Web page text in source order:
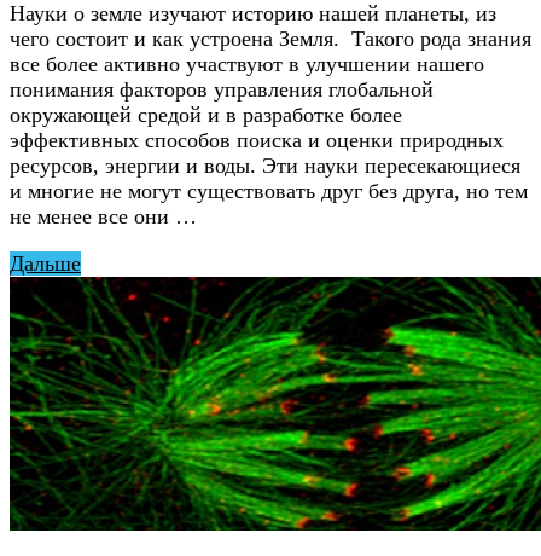
Науки о земле изучают историю нашей планеты, из
чего состоит и как устроена Земля. Такого рода знания
все более активно участвуют в улучшении нашего
понимания факторов управления глобальной
окружающей средой и в разработке более
эффективных способов поиска и оценки природных
ресурсов, энергии и воды. Эти науки пересекающиеся
и многие не могут существовать друг без друга, но тем
не менее все они …
Дальше